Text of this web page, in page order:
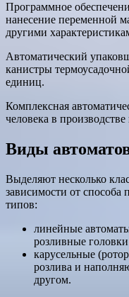
Программное
нанесение переменной
другими
Автоматический
канистры
единиц.
Комплексная
человека в
Виды
Выделяют несколько
зависимости от
типов:
линейные
розливные
карусельные
розлива и
другом.